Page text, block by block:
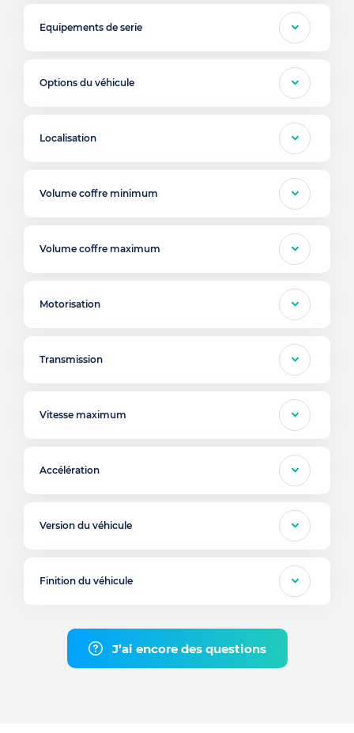
Equipements de serie
Options du véhicule
Localisation
Volume coffre minimum
Volume coffre maximum
Motorisation
Transmission
Vitesse maximum
Accélération
Version du véhicule
Finition du véhicule
J’ai encore des questions